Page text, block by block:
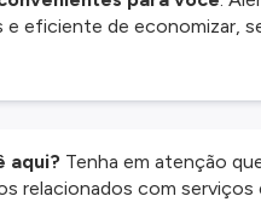
e eficiente de economizar,
aqui? Tenha em atenção
relacionados com